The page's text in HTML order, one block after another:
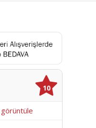
10
görüntüle